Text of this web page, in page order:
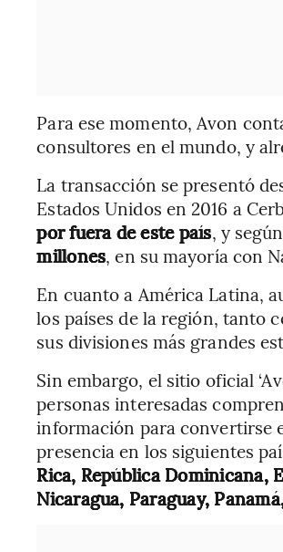
Para ese momento, Avon
consultores en el mundo, y
La transacción se presentó
Estados Unidos en 2016 a
por fuera de este país, y
millones, en su mayoría con
En cuanto a América Latina,
los países de la región, tanto
sus divisiones más grandes
Sin embargo, el sitio oficial
personas interesadas
información para convertirse
presencia en los siguientes
Rica, República Dominicana,
Nicaragua, Paraguay,